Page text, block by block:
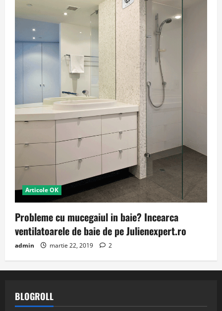
Articole OK
Probleme cu mucegaiul in baie? Incearca
ventilatoarele de baie de pe Julienexpert.ro
admin martie 22, 2019 2
BLOGROLL